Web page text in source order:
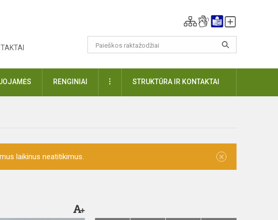
RENGINIAI DAUGIAUSTRUKTŪRA IR KONTAKTAI
laikinus neatitikimus. ×